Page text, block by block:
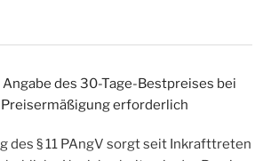
Angabe des 30-Tage-Bestpreises bei
Preisermäßigung erforderlich
des § 11 PAngV sorgt seit Inkrafttreten